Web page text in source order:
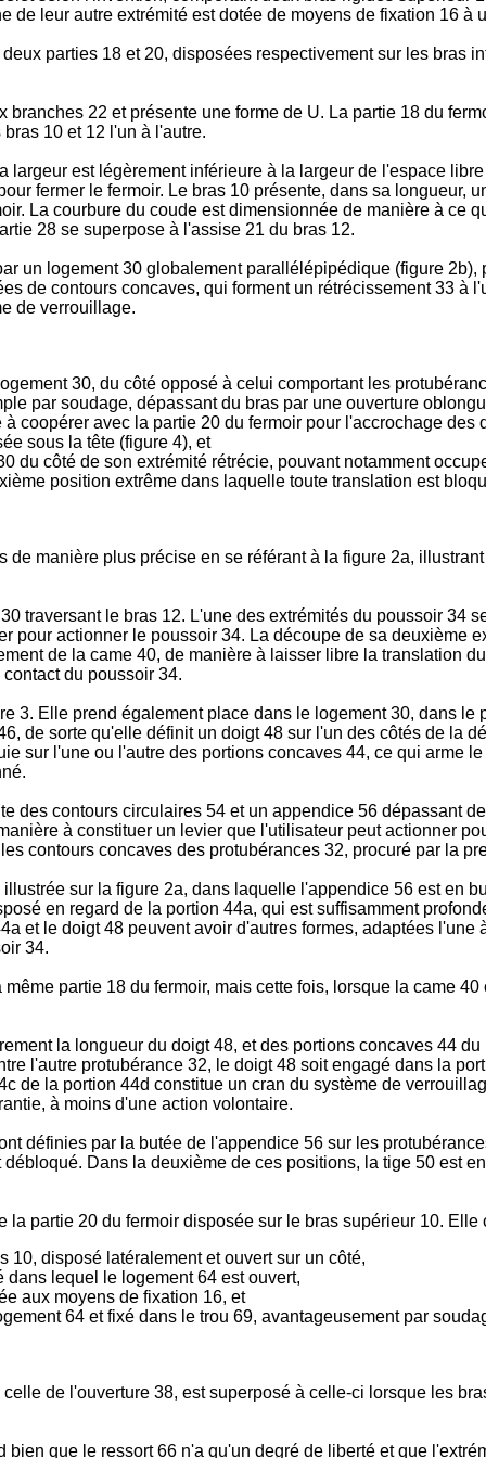
de leur autre extrémité est dotée de moyens de fixation 16 à
parties 18 et 20, disposées respectivement sur les bras
22 et présente une forme de U. La partie 18 du
10 et 12 l'un à l'autre.
est légèrement inférieure à la largeur de l'espace
fermer le fermoir. Le bras 10 présente, dans sa longueur,
La courbure du coude est dimensionnée de manière à ce
28 se superpose à l'assise 21 du bras 12.
un logement 30 globalement parallélépipédique (figure
de contours concaves, qui forment un rétrécissement 33 à
de verrouillage.
30, du côté opposé à celui comportant les
par soudage, dépassant du bras par une ouverture
coopérer avec la partie 20 du fermoir pour l'accrochage des
sous la tête (figure 4), et
du côté de son extrémité rétrécie, pouvant notamment
position extrême dans laquelle toute translation est
manière plus précise en se référant à la figure 2a,
traversant le bras 12. L'une des extrémités du poussoir 34
pour actionner le poussoir 34. La découpe de sa deuxième
de la came 40, de manière à laisser libre la translation
du poussoir 34.
3. Elle prend également place dans le logement 30, dans
de sorte qu'elle définit un doigt 48 sur l'un des côtés de la
sur l'une ou l'autre des portions concaves 44, ce qui arme
des contours circulaires 54 et un appendice 56 dépassant
à constituer un levier que l'utilisateur peut actionner
contours concaves des protubérances 32, procuré par la
sur la figure 2a, dans laquelle l'appendice 56 est en
en regard de la portion 44a, qui est suffisamment
et le doigt 48 peuvent avoir d'autres formes, adaptées
34.
partie 18 du fermoir, mais cette fois, lorsque la came
la longueur du doigt 48, et des portions concaves 44
l'autre protubérance 32, le doigt 48 soit engagé dans la
de la portion 44d constitue un cran du système de
à moins d'une action volontaire.
définies par la butée de l'appendice 56 sur les
Dans la deuxième de ces positions, la tige 50 est
partie 20 du fermoir disposée sur le bras supérieur 10. Elle
10, disposé latéralement et ouvert sur un côté,
lequel le logement 64 est ouvert,
aux moyens de fixation 16, et
64 et fixé dans le trou 69, avantageusement par
de l'ouverture 38, est superposé à celle-ci lorsque les
que le ressort 66 n'a qu'un degré de liberté et que